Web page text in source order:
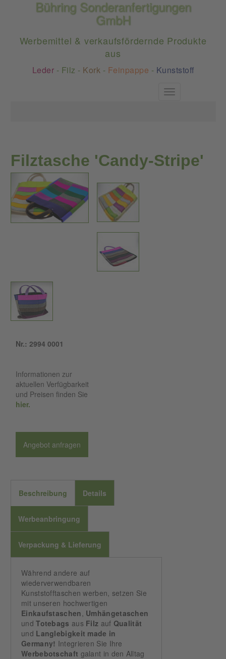
Bühring Sonderanfertigungen
GmbH
Werbemittel & verkaufsfördernde Produkte
aus
Leder - Filz - Kork - Feinpappe - Kunststoff
Toggle
Filztasche 'Candy-Stripe'
Nr.: 2994 0001
Informationen zur
aktuellen Verfügbarkeit
und Preisen finden Sie
hier.
Angebot anfragen
Beschreibung Details
Werbeanbringung
Verpackung & Lieferung
Während andere auf
wiederverwendbaren
Kunststofftaschen werben, setzen Sie
mit unseren hochwertigen
Einkaufstaschen, Umhängetaschen
undTotebags aus Filz auf Qualität
und Langlebigkeit made in
Germany! Integrieren Sie Ihre
Werbebotschaft galant in den Alltag